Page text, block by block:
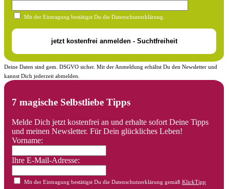
Mit der Eintragung bestätigst Du die Datenschutzerklärung.
Deine Daten sind gem. DSGVO sicher. Mit der Anmeldung erhältst Du den Newsletter und
kannst Dich jederzeit abmelden.
7 magische Selbstliebe Tipps
Melde Dich jetzt kostenfrei an und erhalte sofort Deine Tipps
und meinen Newsletter. Für Dein glückliches Leben!
Vorname:
Ihre E-Mail-Adresse:
Mit der Eintragung bestätigst Du die Datenschutzerklärung gemäß KlickTipp